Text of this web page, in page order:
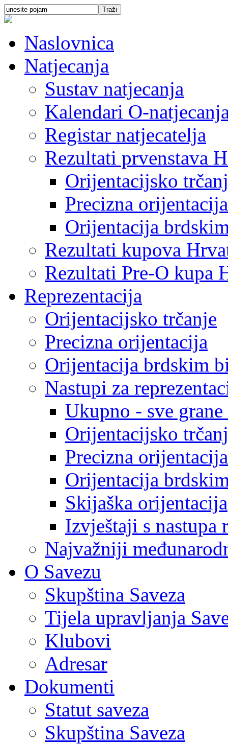
Naslovnica
Natjecanja
Sustav natjecanja
Kalendari O-
Registar natjecatelja
Rezultati prvenstava
Orijentacijsko
Precizna orijentacija
Orijentacija
Rezultati kupova
Rezultati Pre-O kupa
Reprezentacija
Orijentacijsko trčanje
Precizna orijentacija
Orijentacija brdskim
Nastupi za
Ukupno - sve
Orijentacijsko
Precizna orijentacija
Orijentacija
Skijaška orijentacija
Izvještaji s nastupa
Najvažniji
O Savezu
Skupština Saveza
Tijela upravljanja
Klubovi
Adresar
Dokumenti
Statut saveza
Skupština Saveza